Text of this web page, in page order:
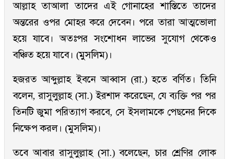
আল্লাহ তাআলা তাদের এই গোনাহের শাস্তিতে তাদের
অন্তরের ওপর মোহর করে দেবেন। পরে তারা আত্মভোলা
হয়ে যাবে। অতঃপর সংশোধন লাভের সুযোগ থেকেও
বঞ্চিত হয়ে যাবে। (মুসলিম)।
হজরত আব্দুল্লাহ ইবনে আব্বাস (রা.) হতে বর্ণিত। তিনি
বলেন, রাসুলুল্লাহ (সা.) ইরশাদ করেছেন, যে ব্যক্তি পর পর
তিনটি জুমা পরিত্যাগ করবে, সে ইসলামকে পেছনের দিকে
নিক্ষেপ করল। (মুসলিম)।
তবে আবার রাসুলুল্লাহ (সা.) বলেছেন, চার শ্রেণির লোক